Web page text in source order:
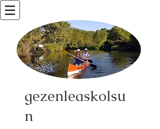
gezenleaskolsu
n